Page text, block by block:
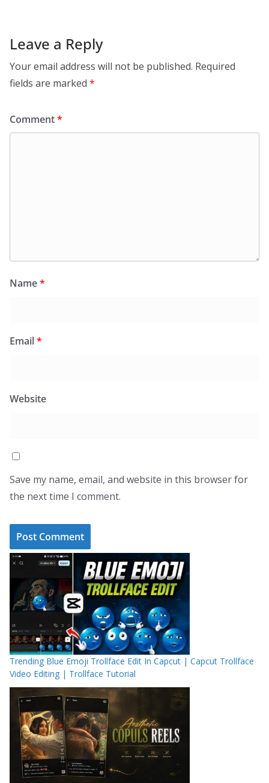
Leave a Reply
Your email address will not be published. Required
fields are marked *
Comment*
Name*
Email*
Website
Save my name, email, and website in this browser for
the next time I comment.
Trending Blue Emoji Trollface Edit In Capcut | Capcut Trollface
Video Editing | Trollface Tutorial